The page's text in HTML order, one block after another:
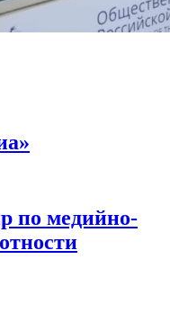
по медийно-